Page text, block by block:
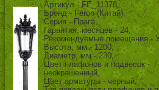
Артикул - FE_11378,
Бренд - Feron (Китай),
Серия - Прага,
Гарантия, месяцев - 24,
Рекомендуемые помещения -
Высота, мм - 1200,
Диаметр, мм - 230,
Цвет плафонов и подвесок -
неокрашенный,
Цвет арматуры - черный,